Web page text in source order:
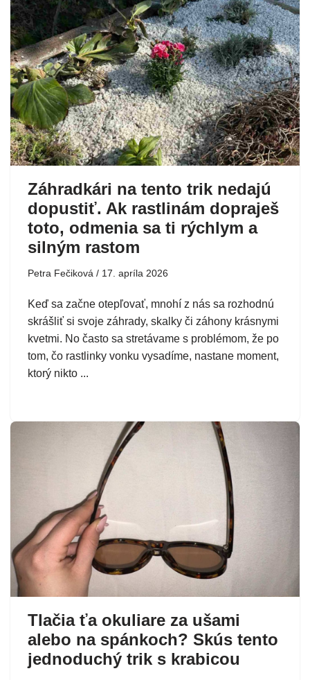
Záhradkári na tento trik nedajú
dopustiť. Ak rastlinám dopraješ
toto, odmenia sa ti rýchlym a
silným rastom
Petra Fečiková 17. apríla 2026
Keď sa začne otepľovať, mnohí z nás sa rozhodnú
skrášliť si svoje záhrady, skalky či záhony krásnymi
kvetmi. No často sa stretávame s problémom, že po
tom, čo rastlinky vonku vysadíme, nastane moment,
ktorý nikto ...
Tlačia ťa okuliare za ušami
alebo na spánkoch? Skús tento
jednoduchý trik s krabicou